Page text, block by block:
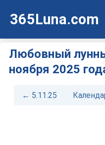
365Luna.com
Любовный
ноября 2025
← 5.11.25